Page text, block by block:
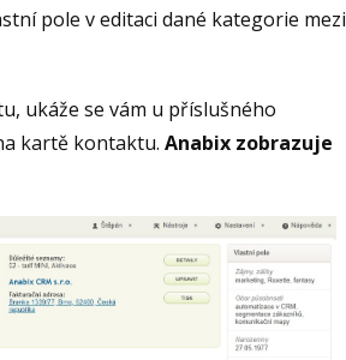
pole v editaci dané kategorie mezi
ukáže se vám u příslušného
kartě kontaktu. Anabix zobrazuje